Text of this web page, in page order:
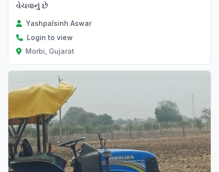
વેચવાનું છે
Yashpalsinh Aswar
Login to view
Morbi, Gujarat